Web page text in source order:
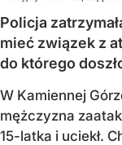
Policja
mieć związek z
do którego
W Kamiennej
mężczyzna
15-latka i uciekł.